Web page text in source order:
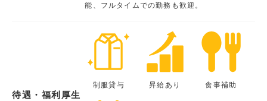
能、フルタイムでの勤務も歓迎。
待遇・福利厚生
制服貸与 昇給あり 食事補助